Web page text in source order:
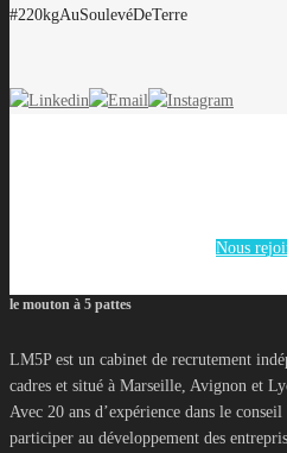
#220kgAuSoulevéDeTerre
Nous
le mouton à 5 pattes
LM5P est un cabinet de recrutement
cadres et situé à Marseille, Avignon et
Avec 20 ans d’expérience dans le
participer au développement des